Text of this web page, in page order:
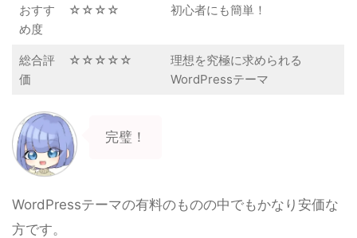
おすす
め度
☆☆☆☆ 初心者にも簡単！
総合評
価
☆☆☆☆☆
理想を究極に求められる
WordPressテーマ
完璧！
WordPressテーマの有料のものの中でもかなり安価な
方です。